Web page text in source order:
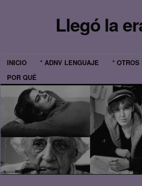
Llegó la
INICIO * ADNV LENGUAJE * OTROS
POR QUÉ